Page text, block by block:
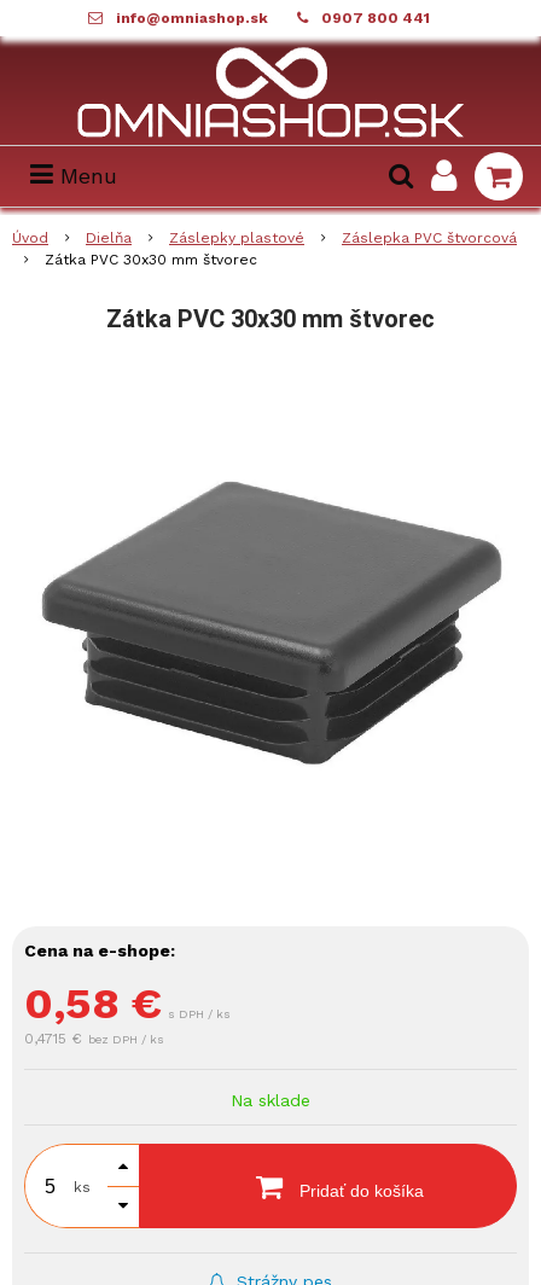
info@omniashop.sk 0907 800 441
Menu
Úvod Dielňa Záslepky plastové
Záslepka PVC štvorcová
Zátka PVC 30x30 mm štvorec
Zátka PVC 30x30 mm štvorec
Cena na e-shope:
0,58 € s DPH / ks
0,4715 € bez DPH / ks
Na sklade
ks Pridať do košíka